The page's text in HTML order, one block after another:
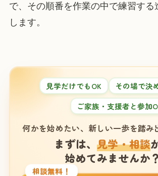
で、その順番を作業の中で練習する
します。
見学だけでもOK
その場で決
ご家族・支援者と参加
何かを始めたい、新しい一歩を踏み
まずは、見学・相談
始めてみませんか？
相談無料！